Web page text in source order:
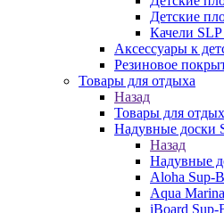
Детские
Качели
Аксессуары к
Резиновое
Товары для отдыха
Назад
Товары для
Надувные доски
Назад
Надувные
Aloha Sup-
Aqua
iBoard Sup-